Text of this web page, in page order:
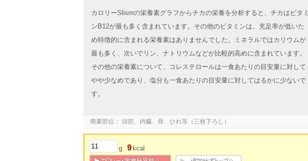
カロリーSlismの栄養素グラフからチカの栄養を分析すると、チカはビタミ
ンB12が最も多く含まれています。その他のビタミンは、充足率が低いた
め特徴的に含まれる栄養素はありませんでした。ミネラルではカリウムが
最も多く、次いでリン、ナトリウムなどが比較的高めに含まれています。
その他の栄養素について、コレステロールは一食あたりの目安量に対して
やや少なめであり、塩分も一食あたりの目安量に対してはるかに少ないで
す。
廃棄部位： 頭部、内臓、骨、ひれ等（三枚下ろし）
g 9 kcal